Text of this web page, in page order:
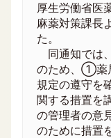
厚生労働省医
麻薬対策課長
た。
同通知では
のため、①薬
規定の遵守を
関する措置を
の管理者の意
のために措置